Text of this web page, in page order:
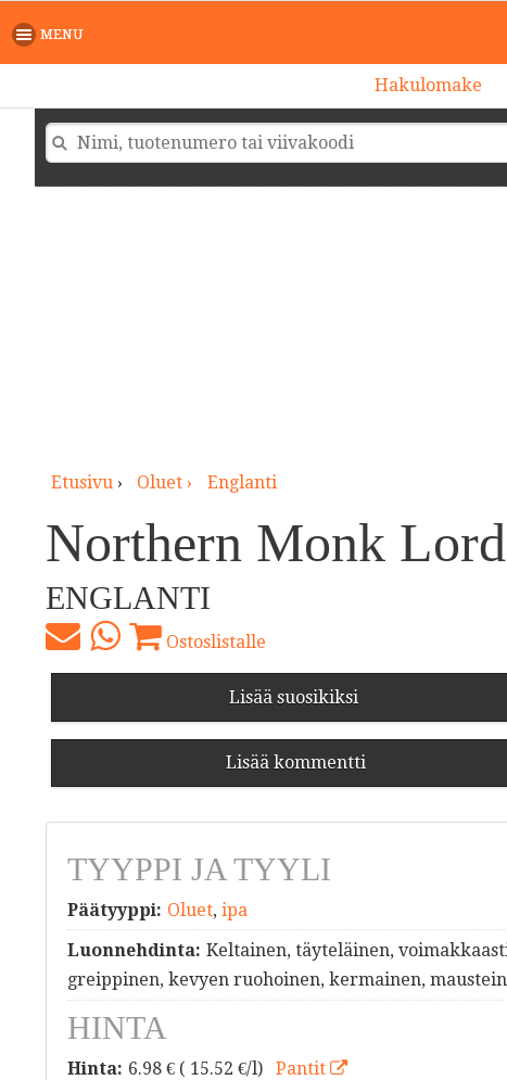
MENU
Hakulomake
Etusivu› Oluet › Englanti
Northern Monk
ENGLANTI
Ostoslistalle
Lisää suosikiksi
Lisää kommentti
TYYPPI JA TYYLI
Päätyyppi: Oluet, ipa
Luonnehdinta: Keltainen, täyteläinen,
greippinen, kevyen ruohoinen, kermainen,
HINTA
Hinta: 6.98€ ( 15.52 €/l) Pantit